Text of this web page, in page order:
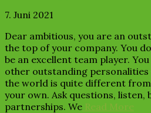
7. Juni 2021
Dear ambitious, you are an
the top of your company. You
be an excellent team player.
other outstanding personalities
the world is quite different from
your own. Ask questions, listen,
partnerships. We Read More